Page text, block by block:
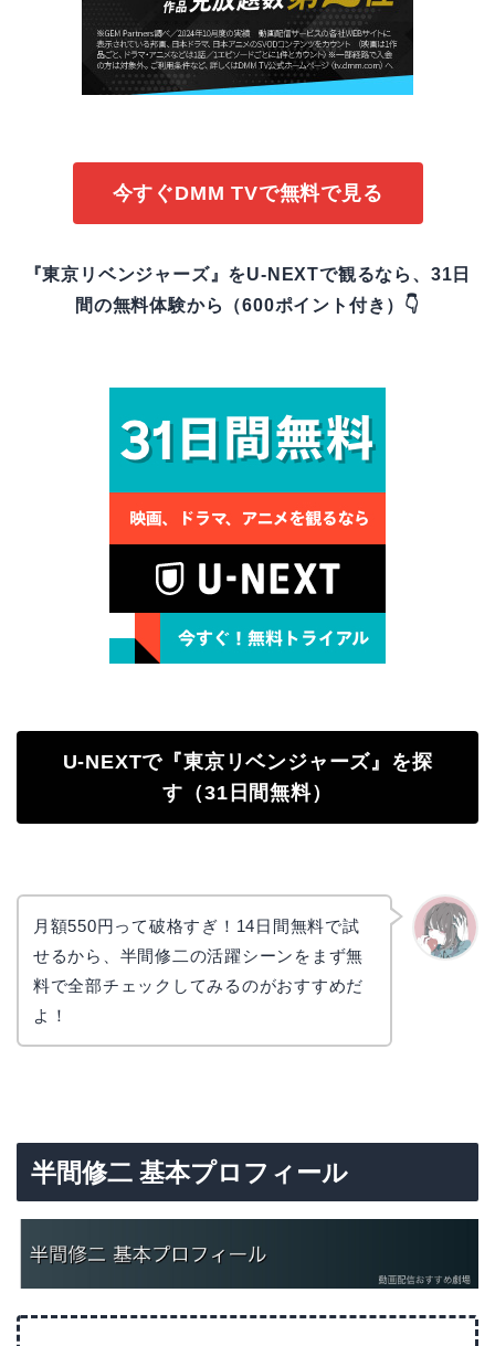
今すぐDMM TVで無料で見る
『東京リベンジャーズ』をU-NEXTで観るなら、31日
間の無料体験から（600ポイント付き）👇
U-NEXTで『東京リベンジャーズ』を探
す（31日間無料）
月額550円って破格すぎ！14日間無料で試
せるから、半間修二の活躍シーンをまず無
料で全部チェックしてみるのがおすすめだ
よ！
半間修二 基本プロフィール